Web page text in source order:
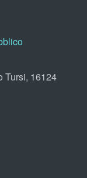
Tursi, 16124